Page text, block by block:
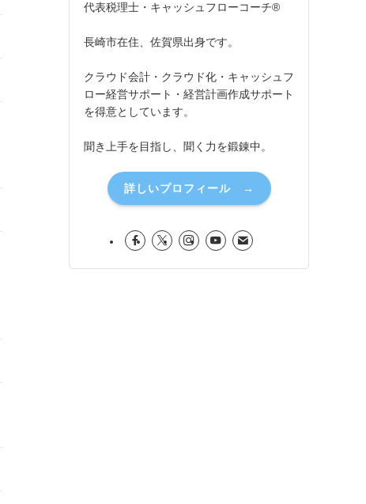
代表税理士・キャッシュフローコーチ®
長崎市在住、佐賀県出身です。
クラウド会計・クラウド化・キャッシュフ
ロー経営サポート・経営計画作成サポート
を得意としています。
聞き上手を目指し、聞く力を鍛錬中。
詳しいプロフィール →